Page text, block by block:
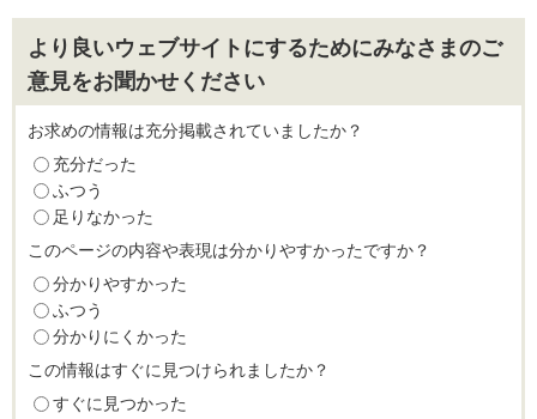
より良いウェブサイトにするためにみなさまのご
意見をお聞かせください
お求めの情報は充分掲載されていましたか？
充分だった
ふつう
足りなかった
このページの内容や表現は分かりやすかったですか？
分かりやすかった
ふつう
分かりにくかった
この情報はすぐに見つけられましたか？
すぐに見つかった